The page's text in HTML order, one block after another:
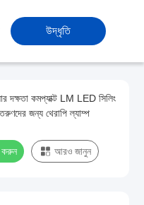
উদ্ধৃতি
কমপ্যাক্ট LM LED সিলিং
জন্য থেরাপি ল্যাম্প
করুন আরও জানুন